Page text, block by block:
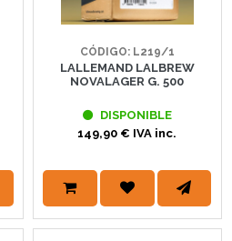
CÓDIGO: L219/1
LALLEMAND LALBREW
NOVALAGER G. 500
DISPONIBLE
149,90 € IVA inc.